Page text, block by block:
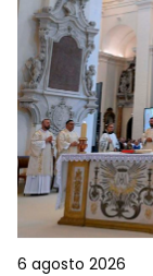
6 agosto 2026